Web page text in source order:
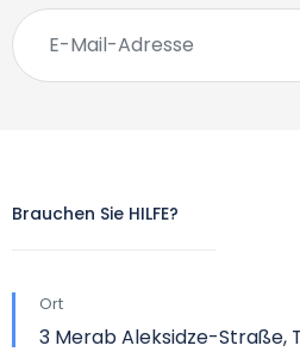
Brauchen Sie HILFE?
Ort
3 Merab Aleksidze-Straße,